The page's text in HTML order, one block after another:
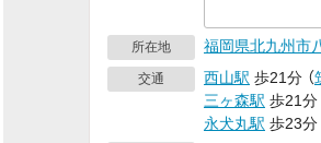
所在地 福岡県北九州市
交通 西山駅 歩21分 （
三ヶ森駅 歩21分
永犬丸駅 歩23分